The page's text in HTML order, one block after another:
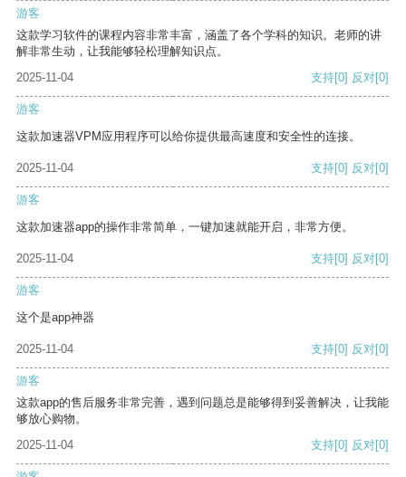
游客
这款学习软件的课程内容非常丰富，涵盖了各个学科的知识。老师的讲
解非常生动，让我能够轻松理解知识点。
2025-11-04
支持[0] 反对[0]
游客
这款加速器VPM应用程序可以给你提供最高速度和安全性的连接。
2025-11-04 支持[0] 反对[0]
游客
这款加速器app的操作非常简单，一键加速就能开启，非常方便。
2025-11-04 支持[0] 反对[0]
游客
这个是app神器
2025-11-04 支持[0] 反对[0]
游客
这款app的售后服务非常完善，遇到问题总是能够得到妥善解决，让我能
够放心购物。
2025-11-04
支持[0] 反对[0]